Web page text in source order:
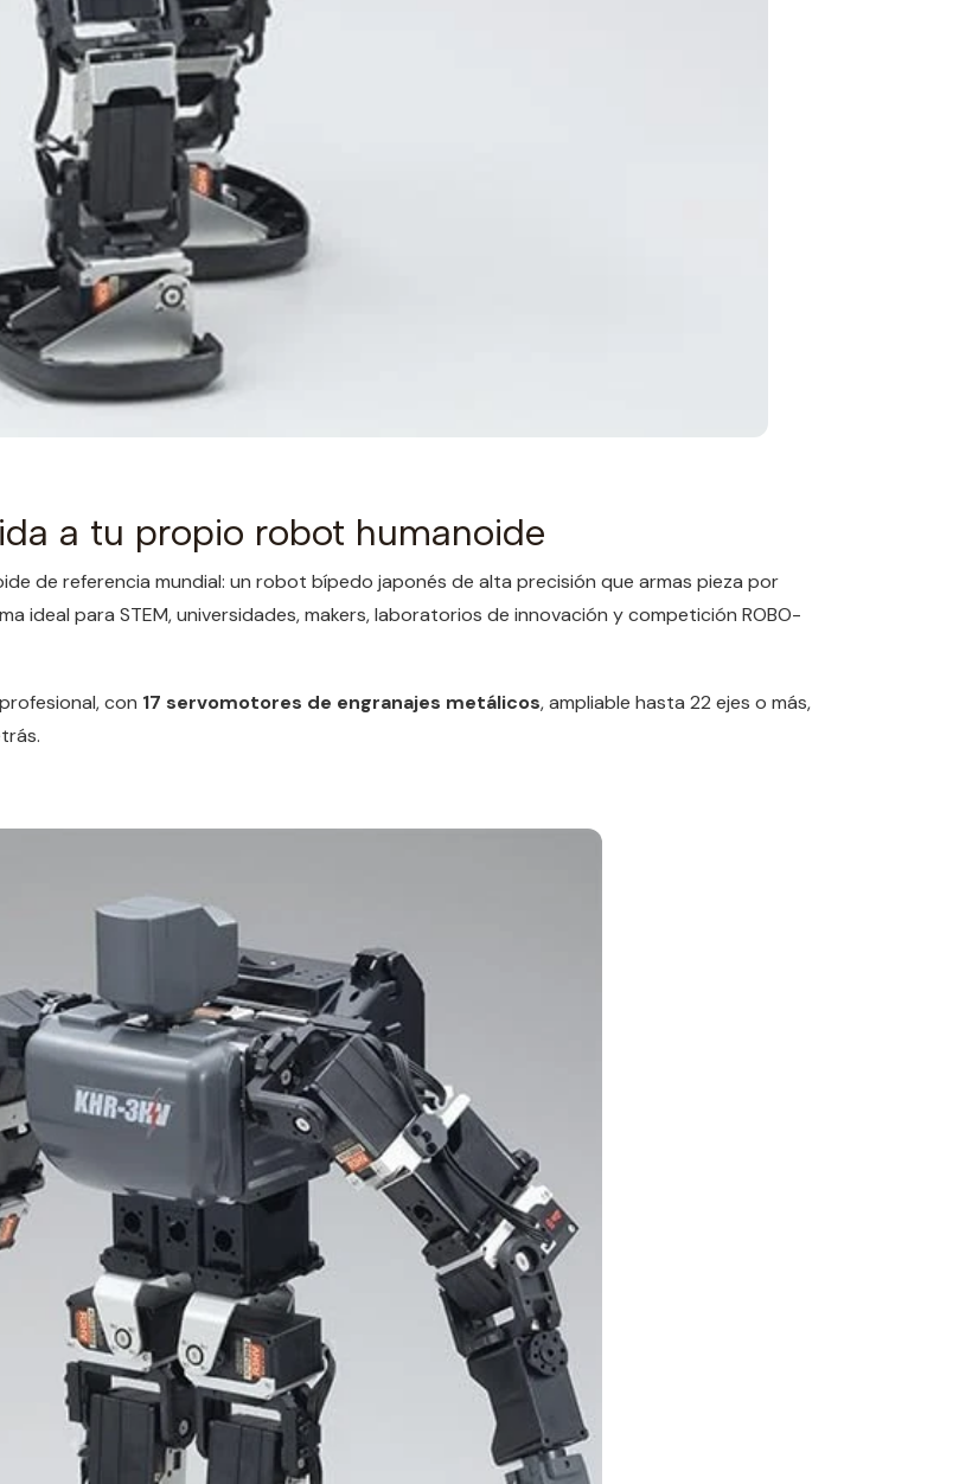
a tu propio robot humanoide
de referencia mundial: un robot bípedo japonés de alta precisión que armas pieza por
ideal para STEM, universidades, makers, laboratorios de innovación y competición ROBO-
con 17 servomotores de engranajes metálicos, ampliable hasta 22 ejes o más,